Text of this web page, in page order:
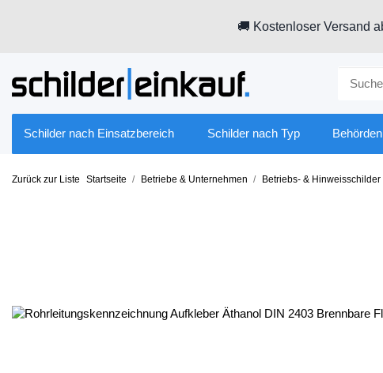
🚚 Kostenloser Versand
Schilder nach Einsatzbereich Schilder nach Typ
Zurück zur Liste Startseite Betriebe & Unternehmen Betriebs- & Hinweisschilder